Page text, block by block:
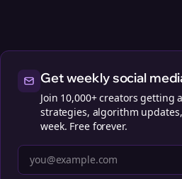
Get weekly social
Join 10,000+ creators getting
strategies, algorithm
week. Free forever.